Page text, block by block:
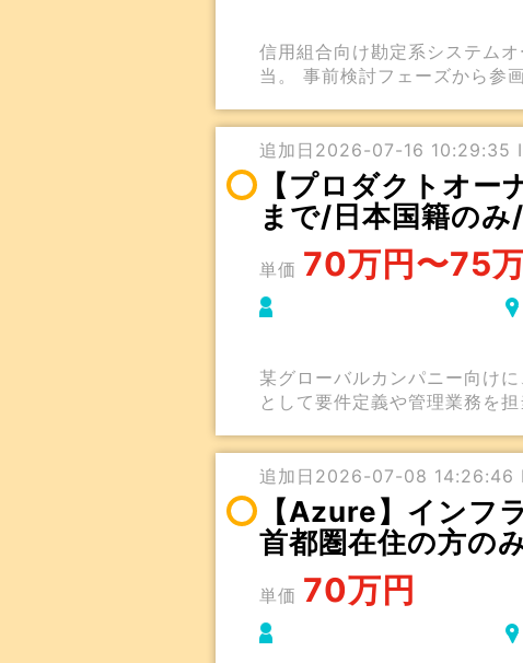
信用組合向け勘定系システム
当。 事前検討フェーズから参
追加日2026-07-16 10:29:35
【プロダクトオ
まで/日本国籍の
単価 70万円〜75
某グローバルカンパニー向け
として要件定義や管理業務を担
追加日2026-07-08 14:26:46
【Azure】インフ
首都圏在住の方の
単価 70万円